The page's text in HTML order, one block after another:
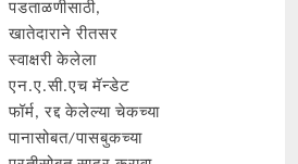
पडताळणीसाठी,
खातेदाराने रीतसर
स्वाक्षरी केलेला
एन.ए.सी.एच मॅन्डेट
फॉर्म, रद्द केलेल्या चेकच्या
पानासोबत/पासबुकच्या